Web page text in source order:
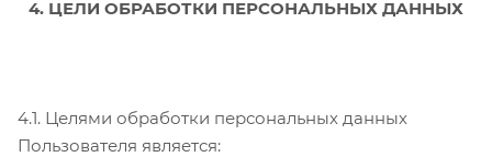
4. ЦЕЛИ ОБРАБОТКИ ПЕРСОНАЛЬНЫХ ДАННЫХ
4.1. Целями обработки персональных данных
Пользователя является: